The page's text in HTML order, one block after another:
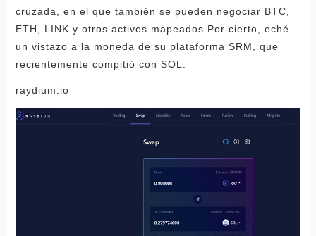
cruzada, en el que también se pueden negociar BTC,
ETH, LINK y otros activos mapeados.Por cierto, eché
un vistazo a la moneda de su plataforma SRM, que
recientemente compitió con SOL.
raydium.io